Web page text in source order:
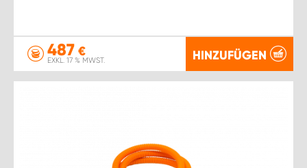
487 €
EXKL. 17 % MWST. HINZUFÜGEN